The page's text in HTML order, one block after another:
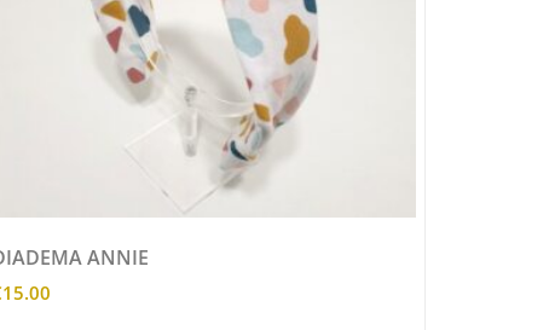
ANNIE
15.00